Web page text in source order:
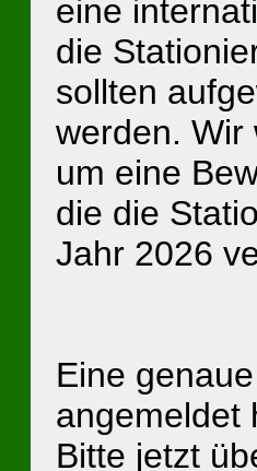
eine
die
sollten
werden. Wir
um eine
die die
Jahr 2026
Eine
angemeldet
Bitte jetzt